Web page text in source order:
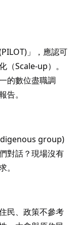
」，應認可
（Scale-up）。
的數位盡職調
。
group)
對話？現場沒有
民、政策不參考